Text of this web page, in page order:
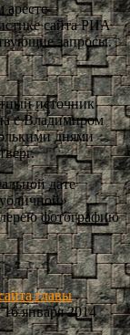
аресте
сайта РИА
запросы.
источник
с Владимиром
днями
дате
фотографию
главы
января 2014